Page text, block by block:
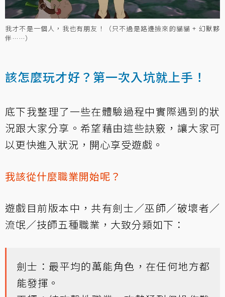
我才不是一個人，我也有朋友！（只不過是路邊撿來的貓貓 + 幻獸夥
伴……）
該怎麼玩才好？第一次入坑就上手！
底下我整理了一些在體驗過程中實際遇到的狀
況跟大家分享。希望藉由這些訣竅，讓大家可
以更快進入狀況，開心享受遊戲。
我該從什麼職業開始呢？
遊戲目前版本中，共有劍士／巫師／破壞者／
流氓／技師五種職業，大致分類如下：
劍士：最平均的萬能角色，在任何地方都
能發揮。